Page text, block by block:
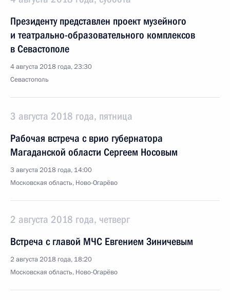
Президенту представлен проект музейного
и театрально-образовательного комплексов
в Севастополе
4 августа 2018 года, 23:30
Севастополь
3 августа 2018 года, пятница
Рабочая встреча с врио губернатора
Магаданской области Сергеем Носовым
3 августа 2018 года, 14:00
Московская область, Ново-Огарёво
2 августа 2018 года, четверг
Встреча с главой МЧС Евгением Зиничевым
2 августа 2018 года, 18:20
Московская область, Ново-Огарёво